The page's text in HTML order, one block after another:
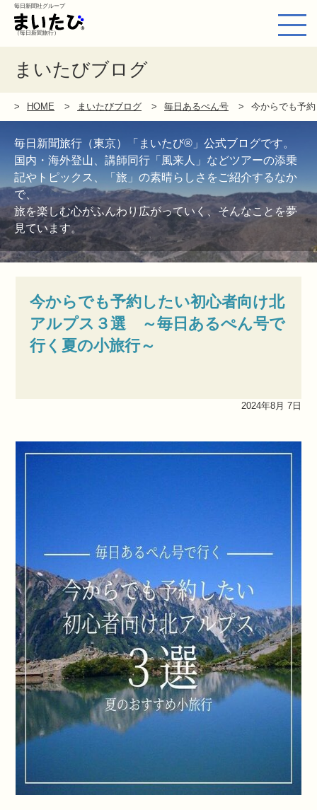
毎日新聞社グループ
（毎日新聞旅行）
まいたびブログ
HOME まいたびブログ 毎日あるぺん号 今からでも予
毎日新聞旅行（東京）「まいたび®」公式ブログです。
国内・海外登山、講師同行「風来人」などツアーの添乗
記やトピックス、「旅」の素晴らしさをご紹介するなか
で、
旅を楽しむ心がふんわり広がっていく、そんなことを夢
見ています。
今からでも予約したい初心者向け北
アルプス３選 ～毎日あるぺん号で
行く夏の小旅行～
2024年8月 7日